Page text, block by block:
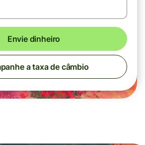
Envie dinheiro
a taxa de câmbio